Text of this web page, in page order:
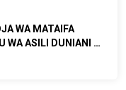
WA MATAIFA
ASILI DUNIANI 9